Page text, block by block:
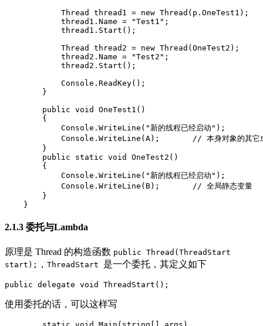
            Thread thread1 = new Thread(p.OneTest1);
            thread1.Name = "Test1";
            thread1.Start();
            Thread thread2 = new Thread(OneTest2);
            thread2.Name = "Test2";
            thread2.Start();
            Console.ReadKey();
        }
        public void OneTest1()
        {
            Console.WriteLine("新的线程已经启动");
Console.WriteLine(A);       // 本身对象的其它
        }
        public static void OneTest2()
        {
            Console.WriteLine("新的线程已经启动");
            Console.WriteLine(B);       // 全局静态变量
        }
    }
2.1.3 委托与Lambda
原理是 Thread 的构造函数 public Thread(ThreadStart
start);
， ThreadStart 是一个委托，其定义如下
public delegate void ThreadStart();
使用委托的话，可以这样写